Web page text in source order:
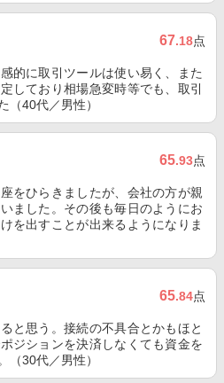
67.18点
的に取引ツールは使い易く、また
しており相場急変時等でも、取引
（40代／男性）
65.93点
をひらきましたが、会社の方が親
ました。その後も毎日のようにお
を出すことが出来るようになりま
65.84点
と思う。接続の不具合とかもほと
ジションを決済しなくても資金を
（30代／男性）